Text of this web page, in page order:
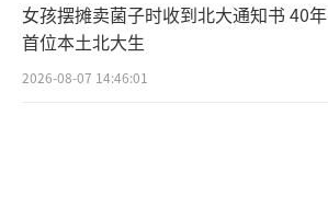
女孩摆摊卖菌子时收到北大通知书 40年
首位本土北大生
2026-08-07 14:46:01